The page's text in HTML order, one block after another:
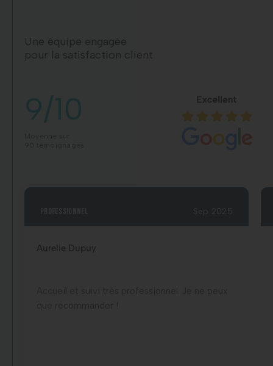
Une équipe engagée
pour la satisfaction client
9/10
professionnel Sep 2025
Aurelie Dupuy